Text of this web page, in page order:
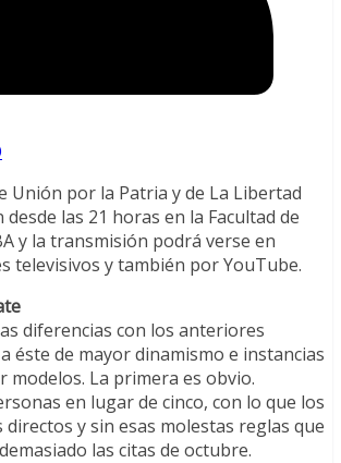
Unión por la Patria y de La Libertad
las 21 horas en la Facultad de
y la transmisión podrá verse en
televisivos y también por YouTube.
diferencias con los anteriores
éste de mayor dinamismo e instancias
modelos. La primera es obvio.
en lugar de cinco, con lo que los
directos y sin esas molestas reglas que
las citas de octubre.